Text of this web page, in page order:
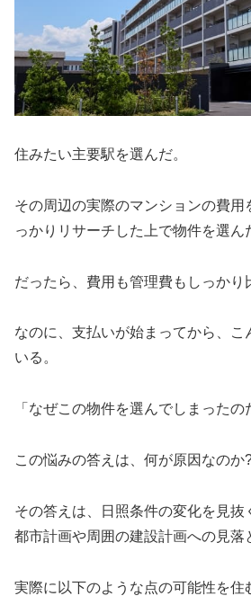
住みたい主要駅を選んだ。
その周辺の実際のマンションの費用
っかりリサーチした上で物件を選ん
だったら、費用も管理費もしっかり
なのに、支払いが始まってから、こ
いる。
「なぜこの物件を選んでしまったの
この悩みの答えは、何が原因なのか
その答えは、日照条件の変化を見抜
都市計画や周囲の建設計画への見落
実際に以下のような点の可能性を住